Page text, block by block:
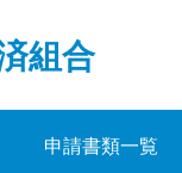
組合
申請書類一覧